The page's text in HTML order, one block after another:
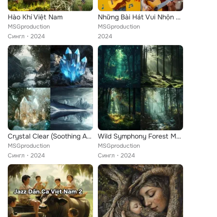
Hào Khí Việt Nam
MSGproduction
Сингл
2024
Những Bài Hát Vui Nhộn Cho Bé
MSGproduction
2024
Crystal Clear (Soothing Ambient Soundscape)
MSGproduction
Сингл
2024
Wild Symphony Forest Meditation Atmosphere
MSGproduction
Сингл
2024